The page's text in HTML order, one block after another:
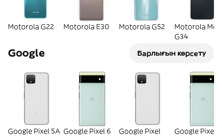
Motorola G22 Motorola E30 Motorola G52
Motorola
G34
Google Барлығын көрсету
Google Pixel 5A Google Pixel 6 Google Pixel Google Pixel